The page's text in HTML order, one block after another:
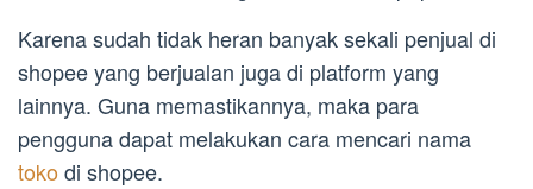
Karena sudah tidak heran banyak sekali penjual di
shopee yang berjualan juga di platform yang
lainnya. Guna memastikannya, maka para
pengguna dapat melakukan cara mencari nama
toko di shopee.